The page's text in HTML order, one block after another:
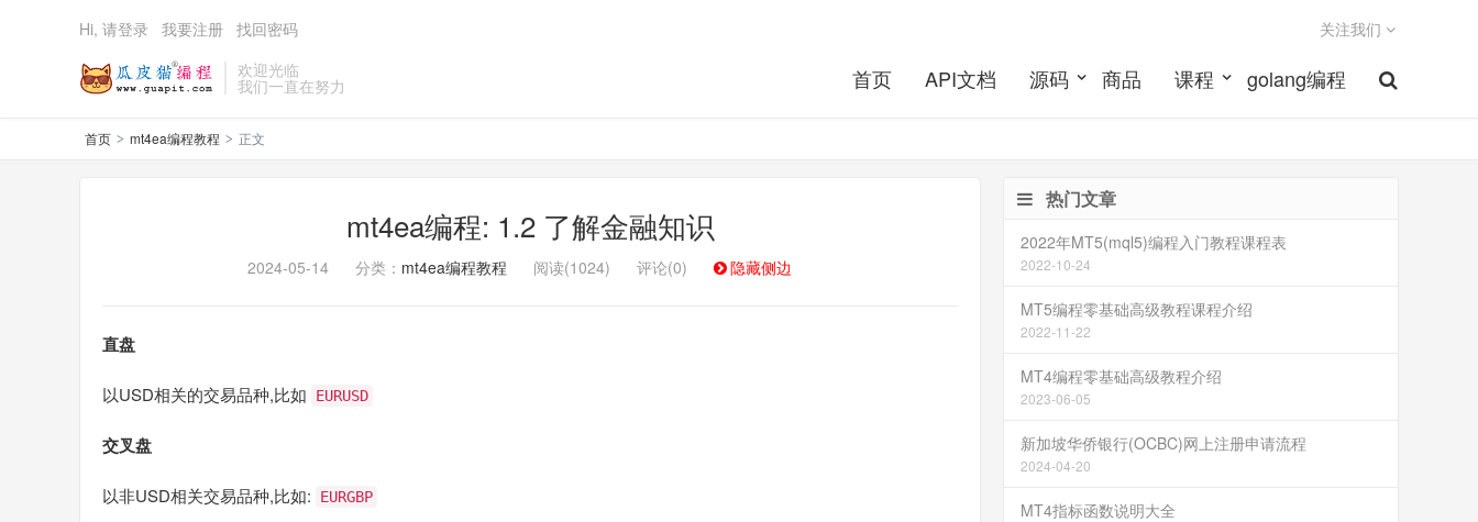
欢迎光临
我们一直在努力 首页 API文档 源码 商品 课程 golang编程
关注我们
Hi, 请登录 我要注册 找回密码
首页 > mt4ea编程教程 > 正文
mt4ea编程: 1.2 了解金融知识
2024-05-14 分类： mt4ea编程教程 阅读(1024) 评论(0) 隐藏侧边
直盘
以USD相关的交易品种,比如 EURUSD
交叉盘
以非USD相关交易品种,比如: EURGBP
热门文章
2022年MT5(mql5)编程入门教程课程表
2022-10-24
MT5编程零基础高级教程课程介绍
2022-11-22
MT4编程零基础高级教程介绍
2023-06-05
新加坡华侨银行(OCBC)网上注册申请流程
2024-04-20
MT4指标函数说明大全